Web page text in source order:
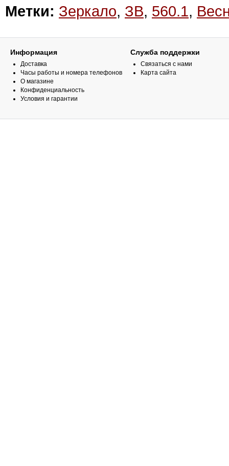
Метки: Зеркало, ЗВ, 560.1,
Информация
Доставка
Часы работы и номера телефонов
О магазине
Конфиденциальность
Условия и гарантии
Служба поддержки
Связаться с нами
Карта сайта